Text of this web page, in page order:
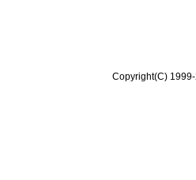
Copyright(C)